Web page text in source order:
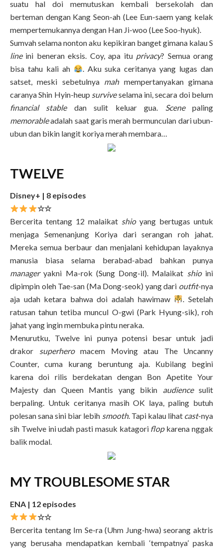
suatu hal doi memutuskan kembali bersekolah dan
berteman dengan Kang Seon-ah (Lee Eun-saem yang kelak
mempertemukannya dengan Han Ji-woo (Lee Soo-hyuk).
Sumvah selama nonton aku kepikiran banget gimana kalau S
line ini beneran eksis. Coy, apa itu privacy? Semua orang
bisa tahu kali ah
. Aku suka ceritanya yang lugas dan
satset, meski sebetulnya mah mempertanyakan gimana
caranya Shin Hyin-heup surviveselama ini, secara doi belum
financial stable dan sulit keluar gua. Scenepaling
memorableadalah saat garis merah bermunculan dari ubun-
ubun dan bikin langit koriya merah membara…
TWELVE
Disney+ | 8 episodes
☆☆
Bercerita tentang 12 malaikat shio yang bertugas untuk
menjaga Semenanjung Koriya dari serangan roh jahat.
Mereka semua berbaur dan menjalani kehidupan layaknya
manusia biasa selama berabad-abad bahkan punya
manageryakni Ma-rok (Sung Dong-il). Malaikat shio ini
dipimpin oleh Tae-san (Ma Dong-seok) yang dari outfit-nya
aja udah ketara bahwa doi adalah hawimaw
. Setelah
ratusan tahun tetiba muncul O-gwi (Park Hyung-sik), roh
jahat yang ingin membuka pintu neraka.
Menurutku, Twelve ini punya potensi besar untuk jadi
drakor superhero macem Moving atau The Uncanny
Counter, cuma kurang beruntung aja. Kubilang begini
karena doi rilis berdekatan dengan Bon Apetite Your
Majesty dan Queen Mantis yang bikin audiencesulit
berpaling. Untuk ceritanya masih OK laya, paling butuh
polesan sana sini biar lebih smooth. Tapi kalau lihat cast-nya
sih Twelve ini udah pasti masuk katagori flop karena nggak
balik modal.
MY TROUBLESOME STAR
ENA | 12 episodes
☆☆
Bercerita tentang Im Se-ra (Uhm Jung-hwa) seorang aktris
yang berusaha mendapatkan kembali ‘tempatnya’ paska